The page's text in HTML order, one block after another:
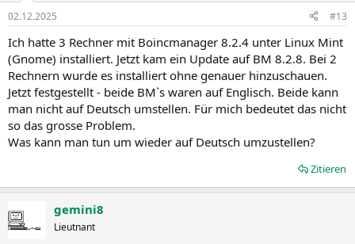
e
:
02.12.2025 #13
Ich hatte 3 Rechner mit Boincmanager 8.2.4 unter Linux Mint
(Gnome) installiert. Jetzt kam ein Update auf BM 8.2.8. Bei 2
Rechnern wurde es installiert ohne genauer hinzuschauen.
Jetzt festgestellt - beide BM`s waren auf Englisch. Beide kann
man nicht auf Deutsch umstellen. Für mich bedeutet das nicht
so das grosse Problem.
Was kann man tun um wieder auf Deutsch umzustellen?
Zitieren
gemini8
Lieutnant